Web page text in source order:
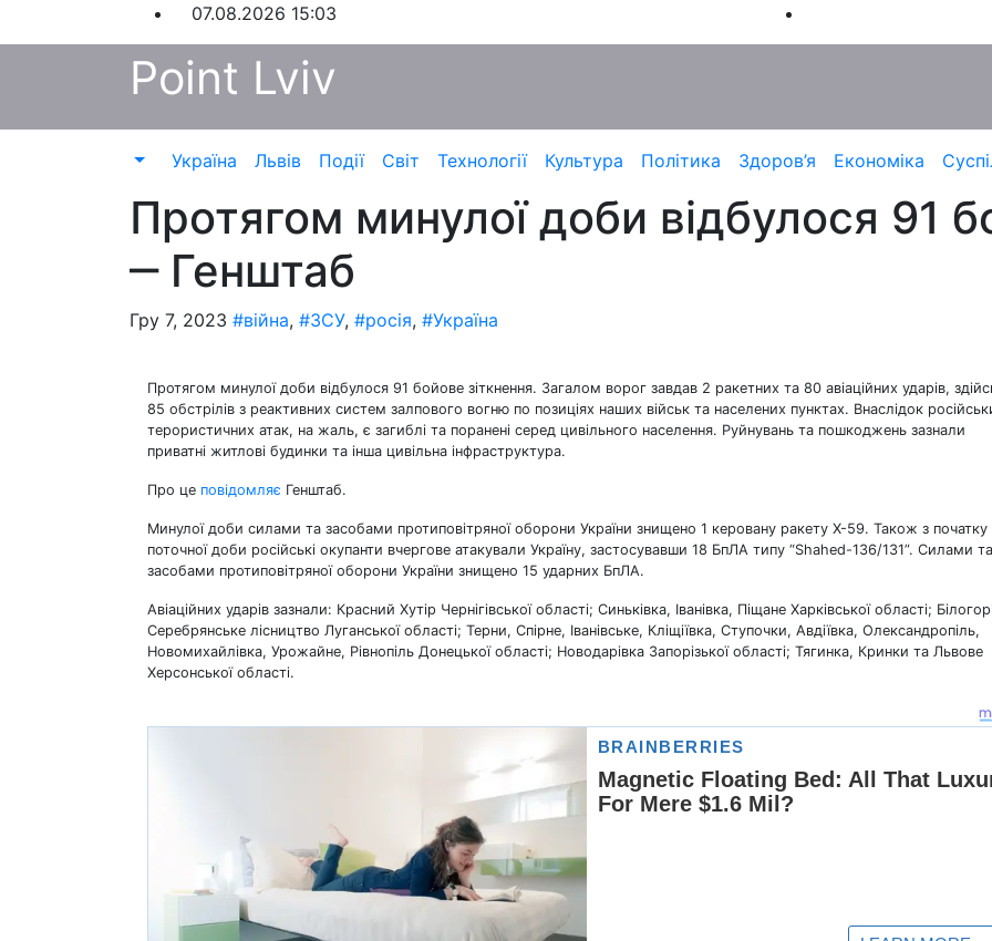
до
07.08.2026 15:03
Point Lviv
Україна Львів Події Світ Технології Культура Політика Здоров’я Економіка
Протягом минулої доби відбулося 91
‒ Генштаб
Гру 7, 2023 #війна, #ЗСУ, #росія, #Україна
Протягом минулої доби відбулося 91 бойове зіткнення. Загалом ворог завдав 2 ракетних та 80 авіаційних ударів,
85 обстрілів з реактивних систем залпового вогню по позиціях наших військ та населених пунктах. Внаслідок
терористичних атак, на жаль, є загиблі та поранені серед цивільного населення. Руйнувань та пошкоджень зазнали
приватні житлові будинки та інша цивільна інфраструктура.
Про це повідомляє Генштаб.
Минулої доби силами та засобами протиповітряної оборони України знищено 1 керовану ракету Х-59. Також з початку
поточної доби російські окупанти вчергове атакували Україну, застосувавши 18 БпЛА типу “Shahed-136/131”. Силами та
засобами протиповітряної оборони України знищено 15 ударних БпЛА.
Авіаційних ударів зазнали: Красний Хутір Чернігівської області; Синьківка, Іванівка, Піщане Харківської області;
Серебрянське лісництво Луганської області; Терни, Спірне, Іванівське, Кліщіївка, Ступочки, Авдіївка, Олександропіль,
Новомихайлівка, Урожайне, Рівнопіль Донецької області; Новодарівка Запорізької області; Тягинка, Кринки та Львове
Херсонської області.